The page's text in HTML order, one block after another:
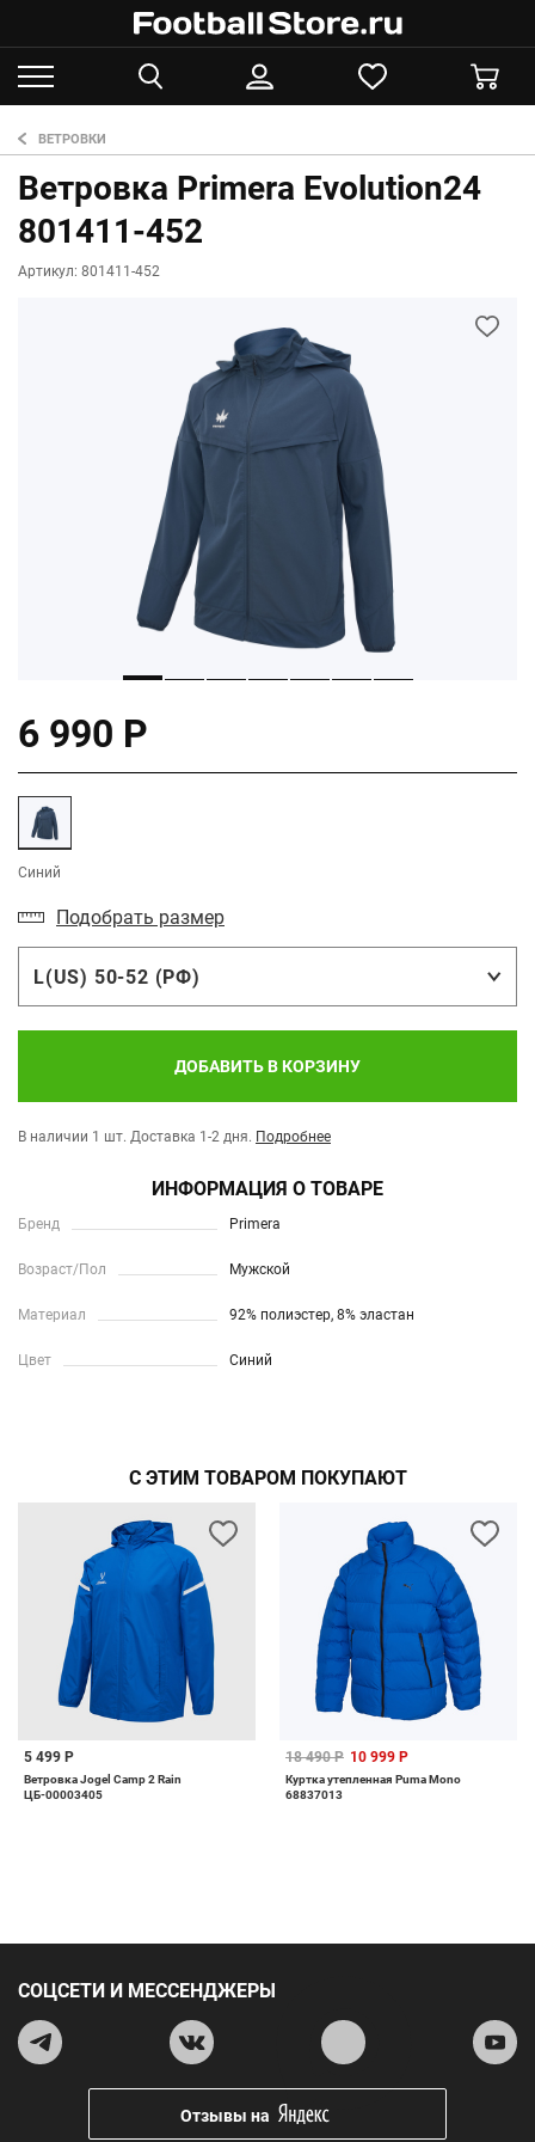
ВЕТРОВКИ
Ветровка Primera Evolution24
801411-452
Артикул: 801411-452
6 990 Р
Синий
Подобрать размер
L(US) 50-52 (РФ)
ДОБАВИТЬ В КОРЗИНУ
В наличии 1 шт. Доставка 1-2 дня. Подробнее
ИНФОРМАЦИЯ О ТОВАРЕ
Бренд Primera
Возраст/Пол Мужской
Материал 92% полиэстер, 8% эластан
Цвет Синий
С ЭТИМ ТОВАРОМ ПОКУПАЮТ
5 499 Р
Ветровка Jogel Camp 2 Rain
ЦБ-00003405
18 490 Р 10 999 Р
Куртка утепленная Puma Mono
68837013
СОЦСЕТИ И МЕССЕНДЖЕРЫ
Отзывы на